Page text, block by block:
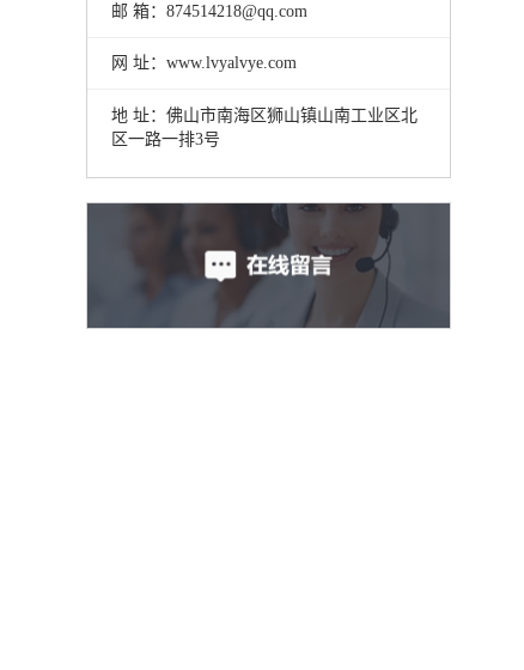
邮 箱：874514218@qq.com
网 址：www.lvyalvye.com
地 址：佛山市南海区狮山镇山南工业区北
区一路一排3号